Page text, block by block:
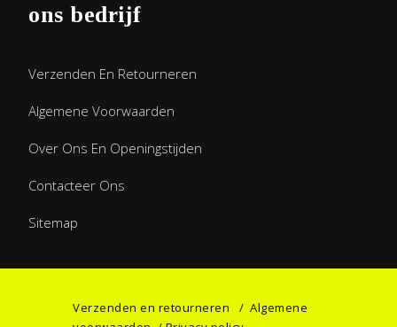
ons bedrijf
Verzenden En Retourneren
Algemene Voorwaarden
Over Ons En Openingstijden
Contacteer Ons
Sitemap
Verzenden en retourneren /Algemene